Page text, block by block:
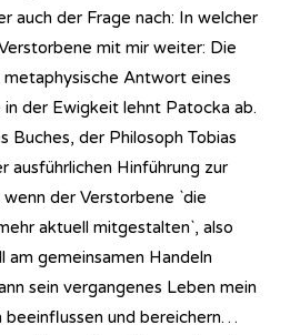
auch der Frage nach: In welcher
mit mir weiter: Die
Antwort eines
der Ewigkeit lehnt Patocka ab.
Buches, der Philosoph Tobias
ausführlichen Hinführung zur
der Verstorbene `die
aktuell mitgestalten`, also
gemeinsamen Handeln
sein vergangenes Leben mein
beeinflussen und bereichern…